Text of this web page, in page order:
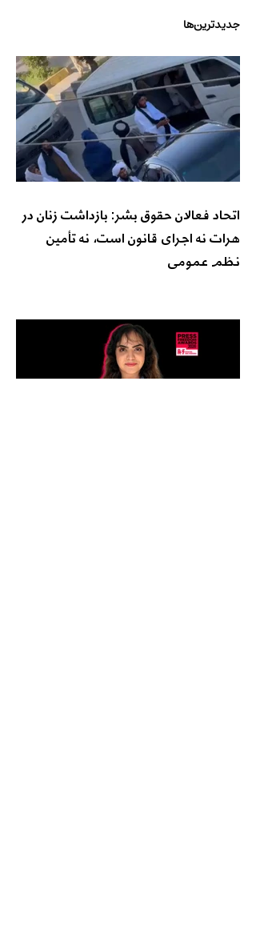
جدیدترین‌ها
اتحاد فعالان حقوق بشر: بازداشت زنان در
هرات نه اجرای قانون است، نه تأمین
نظم عمومی